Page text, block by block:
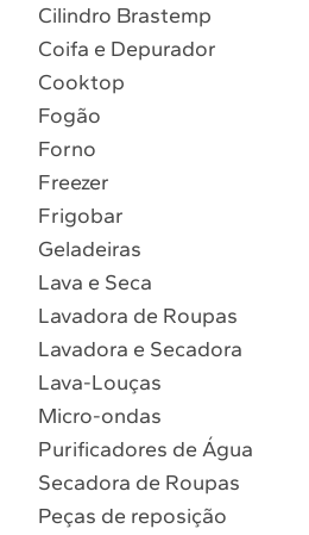
Atendimento
Localizar
6º Microondas Brastemp
7º Forno
8º Embutir
9º Lava Seca
Cilindro Brastemp
Coifa e Depurador
Cooktop
Fogão
Forno
Freezer
Frigobar
Geladeiras
Lava e Seca
Lavadora de Roupas
Lavadora e Secadora
Lava-Louças
Micro-ondas
Purificadores de Água
Secadora de Roupas
Peças de reposição